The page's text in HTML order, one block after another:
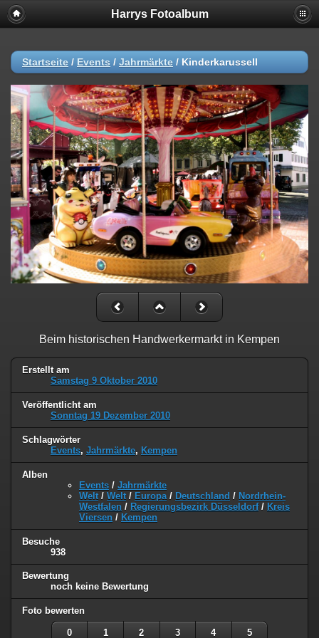
Harrys Fotoalbum
Startseite / Events / Jahrmärkte / Kinderkarussell
Beim historischen Handwerkermarkt in Kempen
Erstellt am
Samstag 9 Oktober 2010
Veröffentlicht am
Sonntag 19 Dezember 2010
Schlagwörter
Events, Jahrmärkte, Kempen
Alben
Events / Jahrmärkte
Welt / Welt / Europa / Deutschland / Nordrhein-
Westfalen / Regierungsbezirk Düsseldorf/ Kreis
Viersen / Kempen
Besuche
938
Bewertung
noch keine Bewertung
Foto bewerten
0 1 2 3 4 5